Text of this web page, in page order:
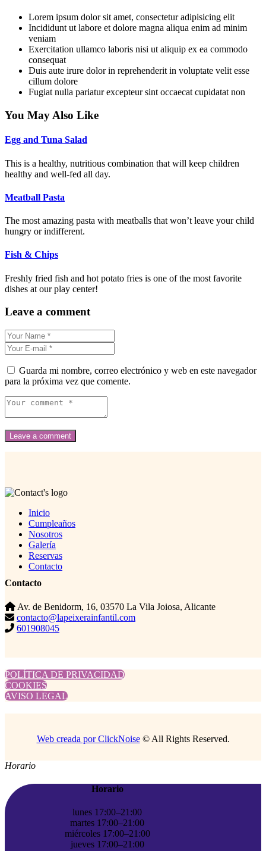
Lorem ipsum dolor sit amet, consectetur adipisicing elit
Incididunt ut labore et dolore magna aliqua enim ad minim
veniam
Exercitation ullamco laboris nisi ut aliquip ex ea commodo
consequat
Duis aute irure dolor in reprehenderit in voluptate velit esse
cillum dolore
Fugiat nulla pariatur excepteur sint occaecat cupidatat non
You May Also Like
Egg and Tuna Salad
This is a healthy, nutritious combination that will keep children
healthy and well-fed all day.
Meatball Pasta
The most amazing pasta with meatballs that won’t leave your child
hungry or indifferent.
Fish & Chips
Freshly fried fish and hot potato fries is one of the most favorite
dishes at our play center!
Leave a comment
Guarda mi nombre, correo electrónico y web en este navegador
para la próxima vez que comente.
Inicio
Cumpleaños
Nosotros
Galería
Reservas
Contacto
Contacto
Av. de Benidorm, 16, 03570 La Vila Joiosa, Alicante
contacto@lapeixerainfantil.com
601908045
POLÍTICA DE PRIVACIDAD
COOKIES
AVISO LEGAL
Web creada por ClickNoise© All Rights Reserved.
Horario
Horario
lunes 17:00–21:00
martes 17:00–21:00
miércoles 17:00–21:00
jueves 17:00–21:00